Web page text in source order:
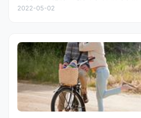
符合高加索人种特征的都是白人，不是
2022-05-02